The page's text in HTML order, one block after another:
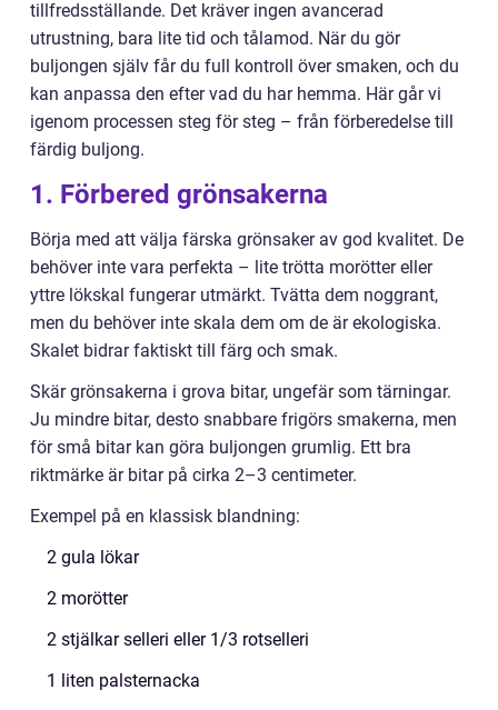
tillfredsställande. Det kräver ingen avancerad
utrustning, bara lite tid och tålamod. När du gör
buljongen själv får du full kontroll över smaken, och du
kan anpassa den efter vad du har hemma. Här går vi
igenom processen steg för steg – från förberedelse till
färdig buljong.
1. Förbered grönsakerna
Börja med att välja färska grönsaker av god kvalitet. De
behöver inte vara perfekta – lite trötta morötter eller
yttre lökskal fungerar utmärkt. Tvätta dem noggrant,
men du behöver inte skala dem om de är ekologiska.
Skalet bidrar faktiskt till färg och smak.
Skär grönsakerna i grova bitar, ungefär som tärningar.
Ju mindre bitar, desto snabbare frigörs smakerna, men
för små bitar kan göra buljongen grumlig. Ett bra
riktmärke är bitar på cirka 2–3 centimeter.
Exempel på en klassisk blandning:
2 gula lökar
2 morötter
2 stjälkar selleri eller 1/3 rotselleri
1 liten palsternacka